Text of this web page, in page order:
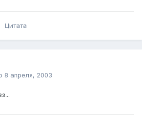
Цитата
8 апреля, 2003